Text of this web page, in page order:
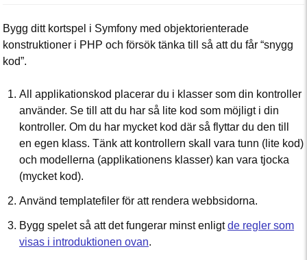
Bygg ditt kortspel i Symfony med objektorienterade
konstruktioner i PHP och försök tänka till så att du får “snygg
kod”.
All applikationskod placerar du i klasser som din kontroller
använder. Se till att du har så lite kod som möjligt i din
kontroller. Om du har mycket kod där så flyttar du den till
en egen klass. Tänk att kontrollern skall vara tunn (lite kod)
och modellerna (applikationens klasser) kan vara tjocka
(mycket kod).
Använd templatefiler för att rendera webbsidorna.
Bygg spelet så att det fungerar minst enligtde regler som
visas i introduktionen ovan.